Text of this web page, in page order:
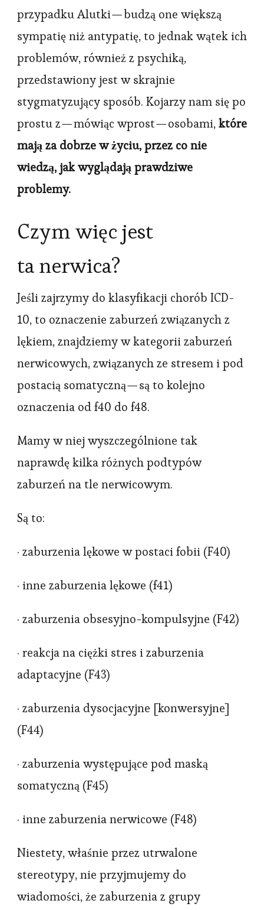
przypadku Alutki — budzą one większą
sympatię niż antypatię, to jednak wątek ich
problemów, również z psychiką,
przedstawiony jest w skrajnie
stygmatyzujący sposób. Kojarzy nam się po
prostu z — mówiąc wprost — osobami,które
mają za dobrze w życiu, przez co nie
wiedzą, jak wyglądają prawdziwe
problemy.
Czym więc jest
ta nerwica?
Jeśli zajrzymy do klasyfikacji chorób ICD-
10, to oznaczenie zaburzeń związanych z
lękiem, znajdziemy w kategorii zaburzeń
nerwicowych, związanych ze stresem i pod
postacią somatyczną — są to kolejno
oznaczenia od f40 do f48.
Mamy w niej wyszczególnione tak
naprawdę kilka różnych podtypów
zaburzeń na tle nerwicowym.
Są to:
· zaburzenia lękowe w postaci fobii (F40)
· inne zaburzenia lękowe (f41)
· zaburzenia obsesyjno-kompulsyjne (F42)
· reakcja na ciężki stres i zaburzenia
adaptacyjne (F43)
· zaburzenia dysocjacyjne [konwersyjne]
(F44)
· zaburzenia występujące pod maską
somatyczną (F45)
· inne zaburzenia nerwicowe (F48)
Niestety, właśnie przez utrwalone
stereotypy, nie przyjmujemy do
wiadomości, że zaburzenia z grupy